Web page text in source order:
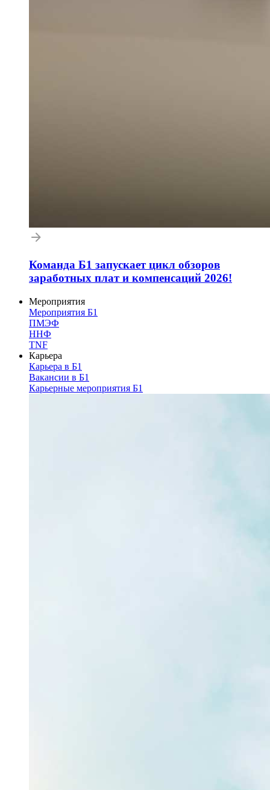
Команда Б1 запускает цикл обзоров
заработных плат и компенсаций 2026!
Мероприятия
Мероприятия Б1
ПМЭФ
ННФ
TNF
Карьера
Карьера в Б1
Вакансии в Б1
Карьерные мероприятия Б1